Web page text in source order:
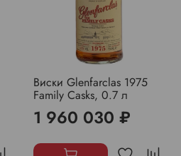
Виски Glenfarclas 1975
Family Casks, 0.7 л
1 960 030 ₽